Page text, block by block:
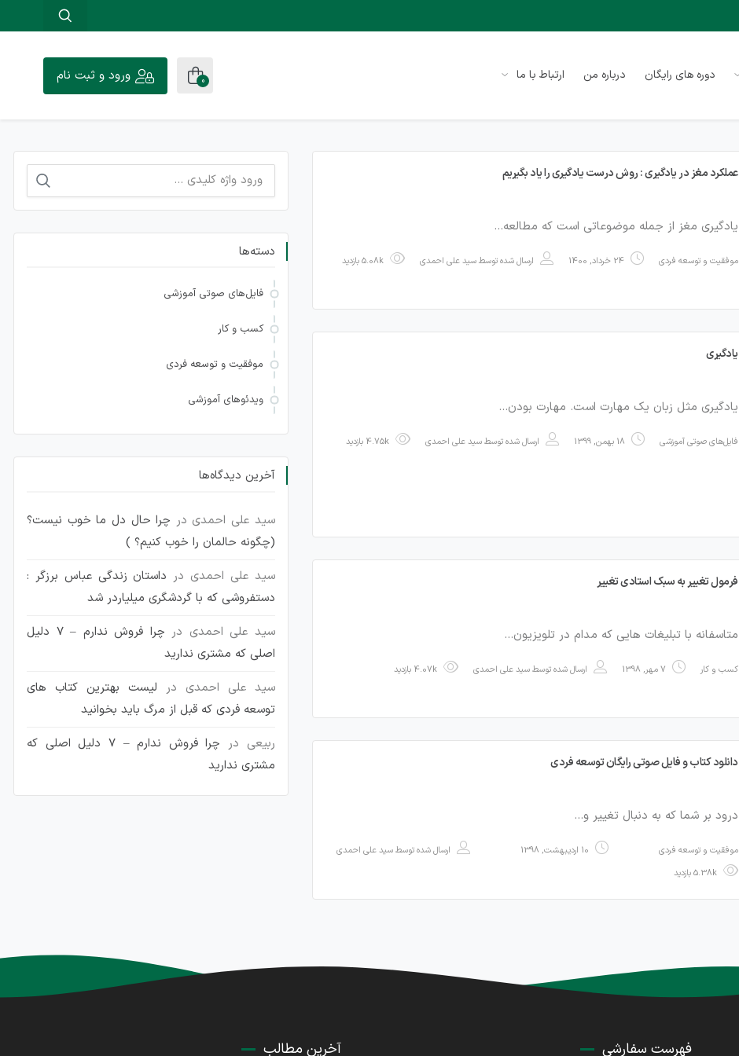
دوره های رایگان درباره من ارتباط با ما 0 ورود و ثبت نام
عملکرد مغز در یادگیری : روش درست یادگیری را یاد بگیریم
یادگیری مغز از جمله موضوعاتی است که مطالعه…
موفقیت و توسعه فردی 24 خرداد, 1400 ارسال شده توسطسید علی احمدی 5.08k بازدید
یادگیری
یادگیری مثل زبان یک مهارت است. مهارت بودن…
فایل‌های صوتی آموزشی 18 بهمن, 1399 ارسال شده توسطسید علی احمدی 4.75k بازدید
فرمول تغییر به سبک استادی تغییر
متاسفانه با تبلیغات هایی که مدام در تلویزیون…
کسب و کار 7 مهر, 1398 ارسال شده توسطسید علی احمدی 4.07k بازدید
دانلود کتاب و فایل صوتی رایگان توسعه فردی
درود بر شما که به دنبال تغییر و…
موفقیت و توسعه فردی 10 اردیبهشت, 1398 ارسال شده توسطسید علی احمدی
5.38k بازدید
جستجو
برای:
دسته‌ها
فایل‌های صوتی آموزشی
کسب و کار
موفقیت و توسعه فردی
ویدئوهای آموزشی
آخرین دیدگاه‌ها
سید علی احمدی در چرا حال دل ما خوب نیست؟
(چگونه حالمان را خوب کنیم؟ )
سید علی احمدی در داستان زندگی عباس برزگر :
دستفروشی که با گردشگری میلیاردر شد
سید علی احمدی در
چرا فروش ندارم – 7 دلیل
اصلی که مشتری ندارید
سید علی احمدی در لیست بهترین کتاب های
توسعه فردی که قبل از مرگ باید بخوانید
ربیعی در
چرا فروش ندارم – 7 دلیل اصلی که
مشتری ندارید
فهرست سفارشی آخرین مطالب